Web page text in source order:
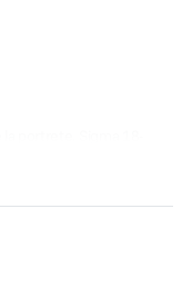
ideal pentru aparatul
larga se, de la